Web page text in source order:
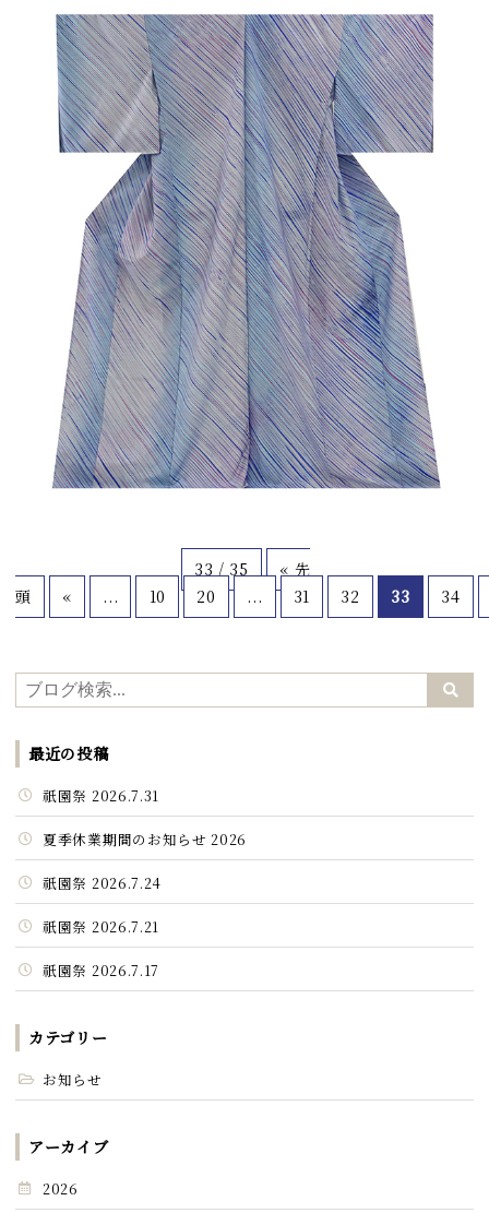
33 / 35
« 先
頭
« ... 10 20 ... 31 32 33 34
最近の投稿
祇園祭 2026.7.31
夏季休業期間のお知らせ 2026
祇園祭 2026.7.24
祇園祭 2026.7.21
祇園祭 2026.7.17
カテゴリー
お知らせ
アーカイブ
2026